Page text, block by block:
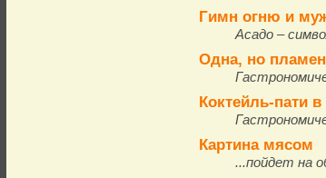
Гимн огню и
Асадо –
Одна, но
Коктейль-пати
Картина мясом
...пойдет на